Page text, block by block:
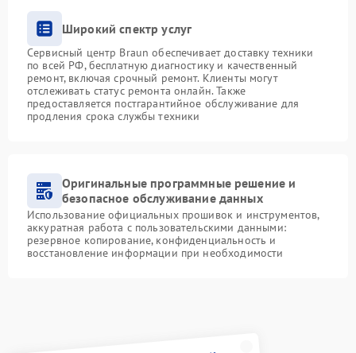
Широкий спектр услуг
Сервисный центр Braun обеспечивает доставку техники
по всей РФ, бесплатную диагностику и качественный
ремонт, включая срочный ремонт. Клиенты могут
отслеживать статус ремонта онлайн. Также
предоставляется постгарантийное обслуживание для
продления срока службы техники
Оригинальные программные решение и
безопасное обслуживание данных
Использование официальных прошивок и инструментов,
аккуратная работа с пользовательскими данными:
резервное копирование, конфиденциальность и
восстановление информации при необходимости